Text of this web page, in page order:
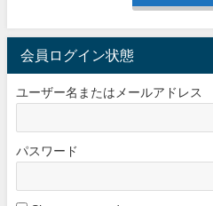
会員ログイン状態
ユーザー名またはメールアドレス
パスワード